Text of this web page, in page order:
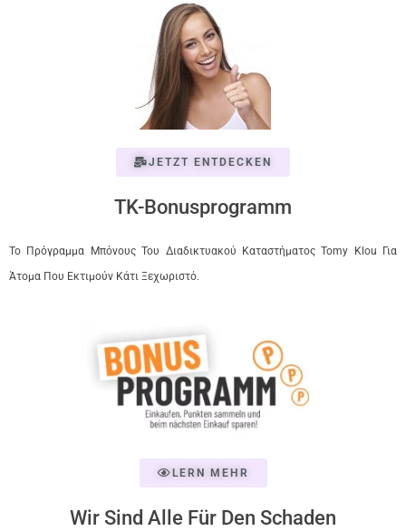
JETZT ENTDECKEN
TK-Bonusprogramm
Το Πρόγραμμα Μπόνους Του Διαδικτυακού Καταστήματος Tomy Klou Για
Άτομα Που Εκτιμούν Κάτι Ξεχωριστό.
LERN MEHR
Wir Sind Alle Für Den Schaden